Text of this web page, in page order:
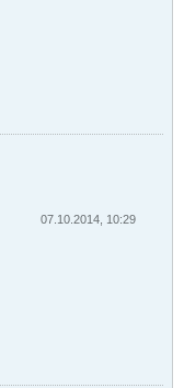
07.10.2014, 10:29